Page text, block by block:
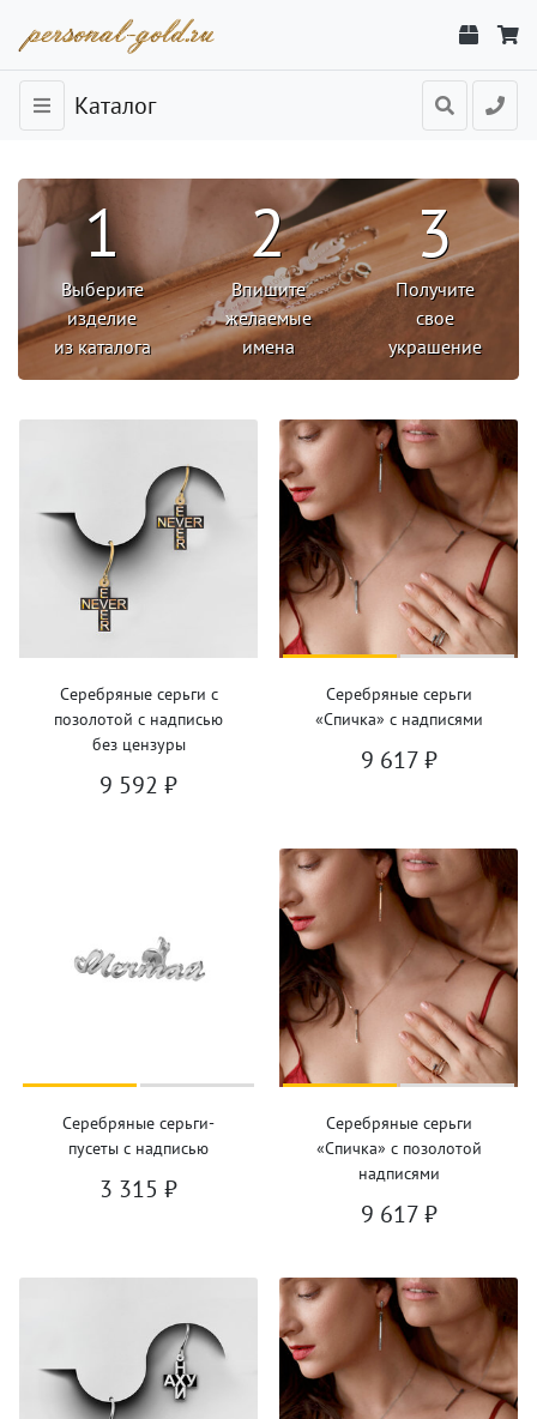
Каталог
1
Выберите
изделие
из каталога
2
Впишите
желаемые
имена
3
Получите
свое
украшение
Серебряные серьги с
позолотой с надписью
без цензуры
9 592 ₽
Серебряные серьги
«Спичка» с надписями
9 617 ₽
Серебряные серьги-
пусеты с надписью
3 315 ₽
Серебряные серьги
«Спичка» с позолотой
надписями
9 617 ₽